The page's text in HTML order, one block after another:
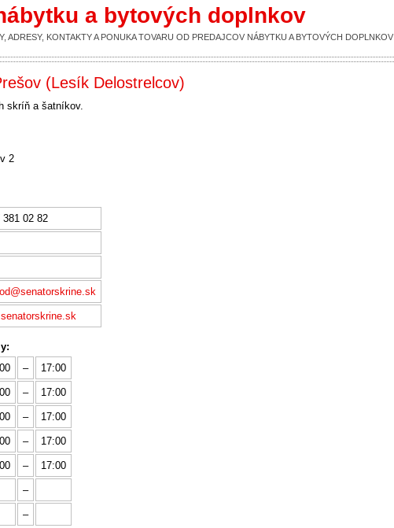
a bytových doplnkov
ADRESY, KONTAKTY A PONUKA TOVARU OD PREDAJCOV NÁBYTKU A BYTOVÝCH DOPLNKOV
(Lesík Delostrelcov)
skríň a šatníkov.
2
381 02 82
– 17:00
– 17:00
– 17:00
– 17:00
– 17:00
–
–